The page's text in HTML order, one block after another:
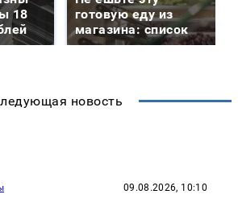
18
готовую еду из
магазина: список
новость
09.08.2026, 10:10